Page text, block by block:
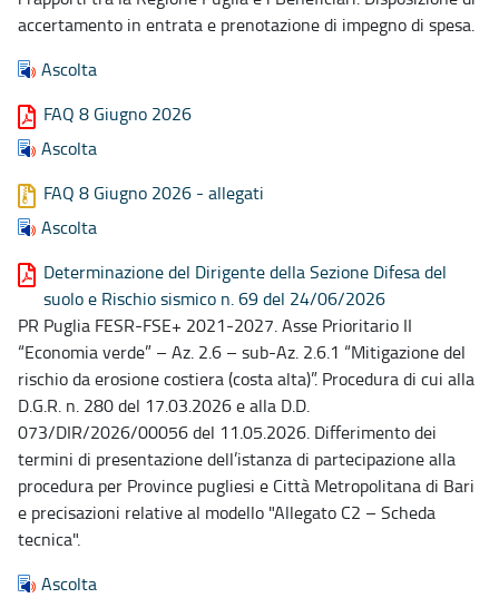
accertamento in entrata e prenotazione di impegno di spesa.
Ascolta
FAQ 8 Giugno 2026
Ascolta
FAQ 8 Giugno 2026 - allegati
Ascolta
Determinazione del Dirigente della Sezione Difesa del
suolo e Rischio sismico n. 69 del 24/06/2026
PR Puglia FESR-FSE+ 2021-2027. Asse Prioritario II
“Economia verde” – Az. 2.6 – sub-Az. 2.6.1 “Mitigazione del
rischio da erosione costiera (costa alta)”. Procedura di cui alla
D.G.R. n. 280 del 17.03.2026 e alla D.D.
073/DIR/2026/00056 del 11.05.2026. Differimento dei
termini di presentazione dell’istanza di partecipazione alla
procedura per Province pugliesi e Città Metropolitana di Bari
e precisazioni relative al modello "Allegato C2 – Scheda
tecnica".
Ascolta